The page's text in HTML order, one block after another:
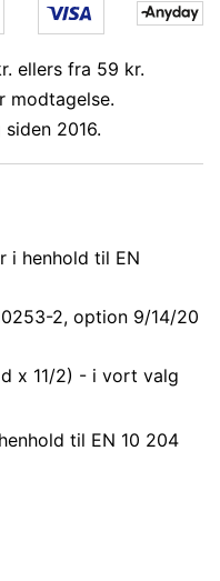
ellers fra 59 kr.
modtagelse.
2016.
i henhold til EN
2, option 9/14/20
x 11/2) - i vort valg
til EN 10 204